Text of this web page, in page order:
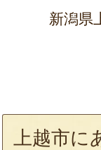
新潟県
上越市に